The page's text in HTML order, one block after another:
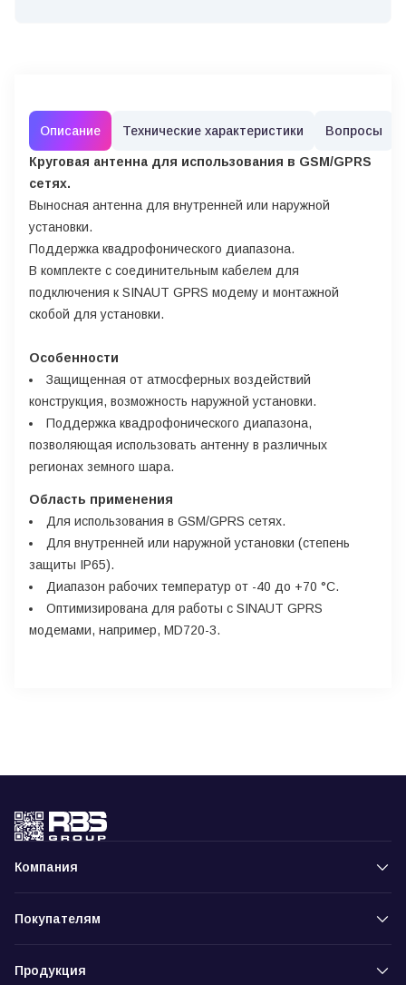
Описание Технические характеристики Вопросы
Круговая антенна для использования в GSM/GPRS
сетях.
Выносная антенна для внутренней или наружной
установки.
Поддержка квадрофонического диапазона.
В комплекте с соединительным кабелем для
подключения к SINAUT GPRS модему и монтажной
скобой для установки.
Особенности
Защищенная от атмосферных воздействий
конструкция, возможность наружной установки.
Поддержка квадрофонического диапазона,
позволяющая использовать антенну в различных
регионах земного шара.
Область применения
Для использования в GSM/GPRS сетях.
Для внутренней или наружной установки (степень
защиты IP65).
Диапазон рабочих температур от -40 до +70 °C.
Оптимизирована для работы с SINAUT GPRS
модемами, например, MD720-3.
Компания
Покупателям
Продукция